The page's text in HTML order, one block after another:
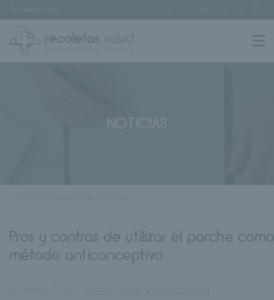
NOTICIAS
Pros y contras de utilizar el parche como
método anticonceptivo